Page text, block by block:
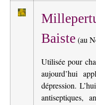
Baiste (au
Utilisée pour
aujourd’hui
dépression.
antiseptiques,